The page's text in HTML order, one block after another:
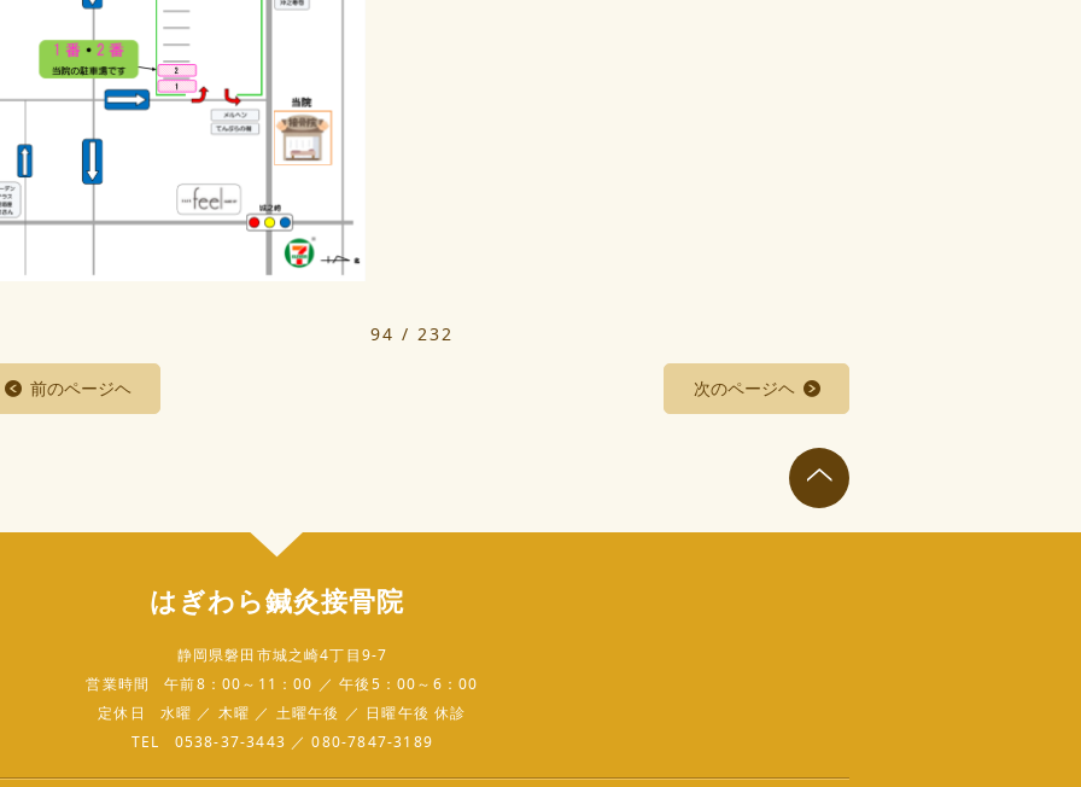
94 / 232
前のページヘ 次のページヘ
はぎわら鍼灸接骨院
静岡県磐田市城之崎4丁目9-7
営業時間
午前8：00～11：00 ／ 午後5：00～6：00
定休日
水曜 ／ 木曜 ／ 土曜午後 ／ 日曜午後 休診
TEL
0538-37-3443 ／ 080-7847-3189